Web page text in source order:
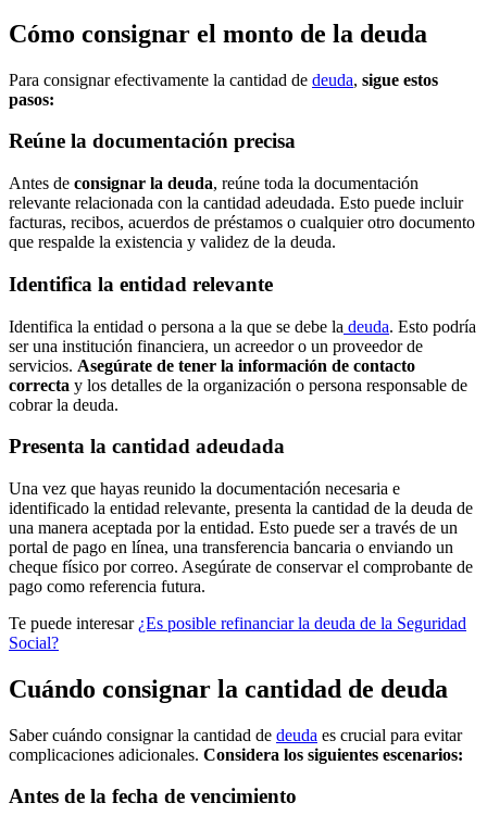
Cómo consignar el monto de la deuda
Para consignar efectivamente la cantidad de deuda, sigue estos
pasos:
Reúne la documentación precisa
Antes de consignar la deuda, reúne toda la documentación
relevante relacionada con la cantidad adeudada. Esto puede incluir
facturas, recibos, acuerdos de préstamos o cualquier otro documento
que respalde la existencia y validez de la deuda.
Identifica la entidad relevante
Identifica la entidad o persona a la que se debe la deuda. Esto podría
ser una institución financiera, un acreedor o un proveedor de
servicios. Asegúrate de tener la información de contacto
correcta y los detalles de la organización o persona responsable de
cobrar la deuda.
Presenta la cantidad adeudada
Una vez que hayas reunido la documentación necesaria e
identificado la entidad relevante, presenta la cantidad de la deuda de
una manera aceptada por la entidad. Esto puede ser a través de un
portal de pago en línea, una transferencia bancaria o enviando un
cheque físico por correo. Asegúrate de conservar el comprobante de
pago como referencia futura.
Te puede interesar ¿Es posible refinanciar la deuda de la Seguridad
Social?
Cuándo consignar la cantidad de deuda
Saber cuándo consignar la cantidad de deuda es crucial para evitar
complicaciones adicionales. Considera los siguientes escenarios:
Antes de la fecha de vencimiento